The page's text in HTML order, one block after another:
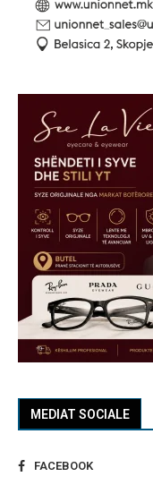
MEDIAT SOCIALE
FACEBOOK